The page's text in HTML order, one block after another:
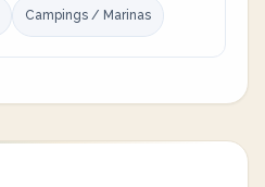
Campings / Marinas